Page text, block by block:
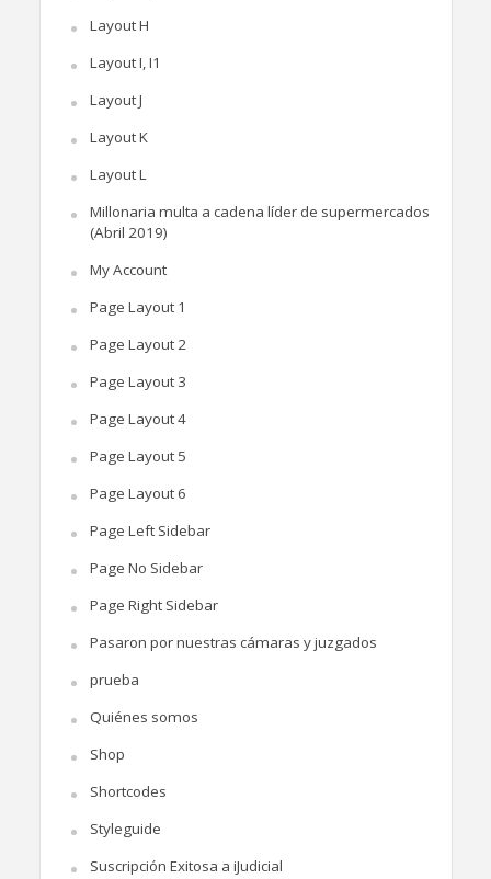
Layout H
Layout I, I1
Layout J
Layout K
Layout L
Millonaria multa a cadena líder de supermercados
(Abril 2019)
My Account
Page Layout 1
Page Layout 2
Page Layout 3
Page Layout 4
Page Layout 5
Page Layout 6
Page Left Sidebar
Page No Sidebar
Page Right Sidebar
Pasaron por nuestras cámaras y juzgados
prueba
Quiénes somos
Shop
Shortcodes
Styleguide
Suscripción Exitosa a iJudicial